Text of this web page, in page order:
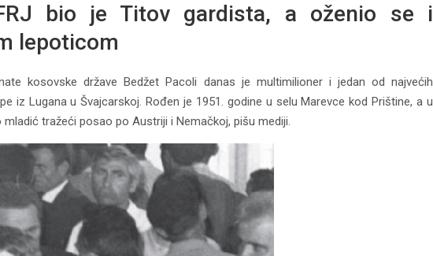
bio je Titov gardista, a oženio se i
lepoticom
kosovske države Bedžet Pacoli danas je multimilioner i jedan od najvećih
iz Lugana u Švajcarskoj. Rođen je 1951. godine u selu Marevce kod Prištine, a u
tražeći posao po Austriji i Nemačkoj, pišu mediji.